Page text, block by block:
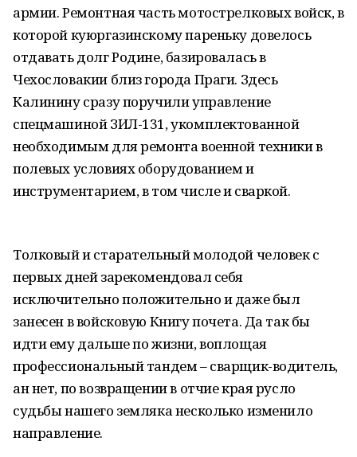
армии. Ремонтная часть мотострелковых войск, в
которой куюргазинскому пареньку довелось
отдавать долг Родине, базировалась в
Чехословакии близ города Праги. Здесь
Калинину сразу поручили управление
спецмашиной ЗИЛ-131, укомплектованной
необходимым для ремонта военной техники в
полевых условиях оборудованием и
инструментарием, в том числе и сваркой.
Толковый и старательный молодой человек с
первых дней зарекомендовал себя
исключительно положительно и даже был
занесен в войсковую Книгу почета. Да так бы
идти ему дальше по жизни, воплощая
профессиональный тандем – сварщик-водитель,
ан нет, по возвращении в отчие края русло
судьбы нашего земляка несколько изменило
направление.